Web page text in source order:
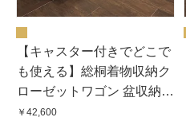
【キャスター付きでどこで
も使える】総桐着物収納ク
ローゼットワゴン 盆収納5
杯・高さ60.5cm
￥42,600